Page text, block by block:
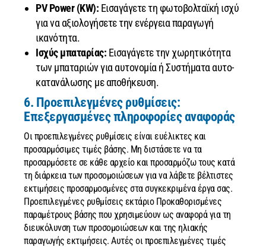
PV Power (KW): Εισαγάγετε τη φωτοβολταϊκή ισχύ
για να αξιολογήσετε την ενέργεια παραγωγή
ικανότητα.
Ισχύς μπαταρίας: Εισαγάγετε την χωρητικότητα
των μπαταριών για αυτονομία ή Συστήματα αυτο-
κατανάλωσης με αποθήκευση.
6. Προεπιλεγμένες ρυθμίσεις:
Επεξεργασμένες πληροφορίες αναφοράς
Οι προεπιλεγμένες ρυθμίσεις είναι ευέλικτες και
προσαρμόσιμες τιμές βάσης. Μη διστάσετε να τα
προσαρμόσετε σε κάθε αρχείο και προσαρμόζω τους κατά
τη διάρκεια των προσομοιώσεων για να λάβετε βέλτιστες
εκτιμήσεις προσαρμοσμένες στα συγκεκριμένα έργα σας.
Προεπιλεγμένες ρυθμίσεις εκτάριο Προκαθορισμένες
παραμέτρους βάσης που χρησιμεύουν ως αναφορά για τη
διευκόλυνση των προσομοιώσεων και της ηλιακής
παραγωγής εκτιμήσεις. Αυτές οι προεπιλεγμένες τιμές